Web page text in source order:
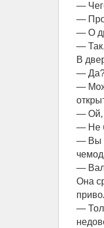
—
— Про
— О
— Так,
В
—
—
— Ой,
— Не
— Вы
—
Она
—